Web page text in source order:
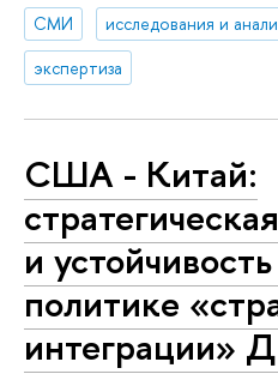
СМИ
исследования и
экспертиза
США - Китай:
и
политике
интеграции»